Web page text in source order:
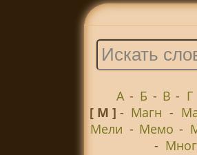
А - Б - В - Г
[ М ] - Магн -
Мели - Мемо -
- Мног